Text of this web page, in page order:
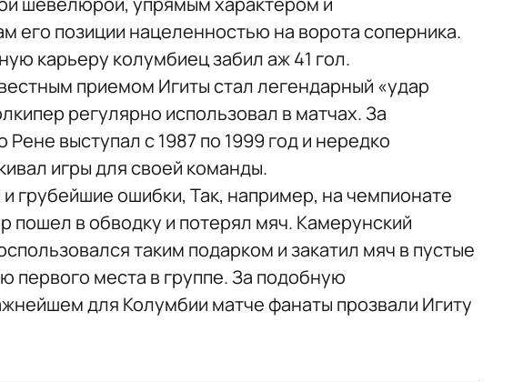
его позиции нацеленностью на ворота соперника.
карьеру колумбиец забил аж 41 гол.
приемом Игиты стал легендарный «удар
регулярно использовал в матчах. За
выступал с 1987 по 1999 год и нередко
игры для своей команды.
грубейшие ошибки, Так, например, на чемпионате
пошел в обводку и потерял мяч. Камерунский
таким подарком и закатил мяч в пустые
первого места в группе. За подобную
для Колумбии матче фанаты прозвали Игиту